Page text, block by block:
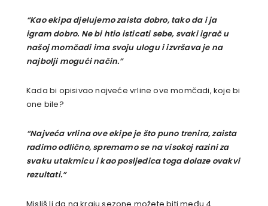
“Kao ekipa djelujemo zaista dobro, tako da i ja
igram dobro. Ne bi htio isticati sebe, svaki igrač u
našoj momčadi ima svoju ulogu i izvršava je na
najbolji mogući način.”
Kada bi opisivao najveće vrline ove momčadi, koje bi
one bile?
“Najveća vrlina ove ekipe je što puno trenira, zaista
radimo odlično, spremamo se na visokoj razini za
svaku utakmicu i kao posljedica toga dolaze ovakvi
rezultati.”